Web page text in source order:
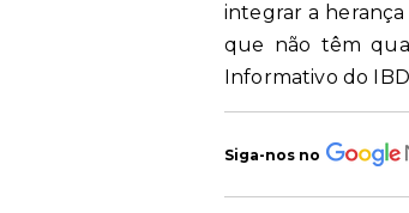
integrar a
que não têm
Informativo do
Siga-nos no